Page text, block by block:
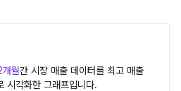
개월간 시장 매출 데이터를 최고 매출
시각화한 그래프입니다.